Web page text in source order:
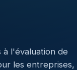
à l'évaluation de
les entreprises,